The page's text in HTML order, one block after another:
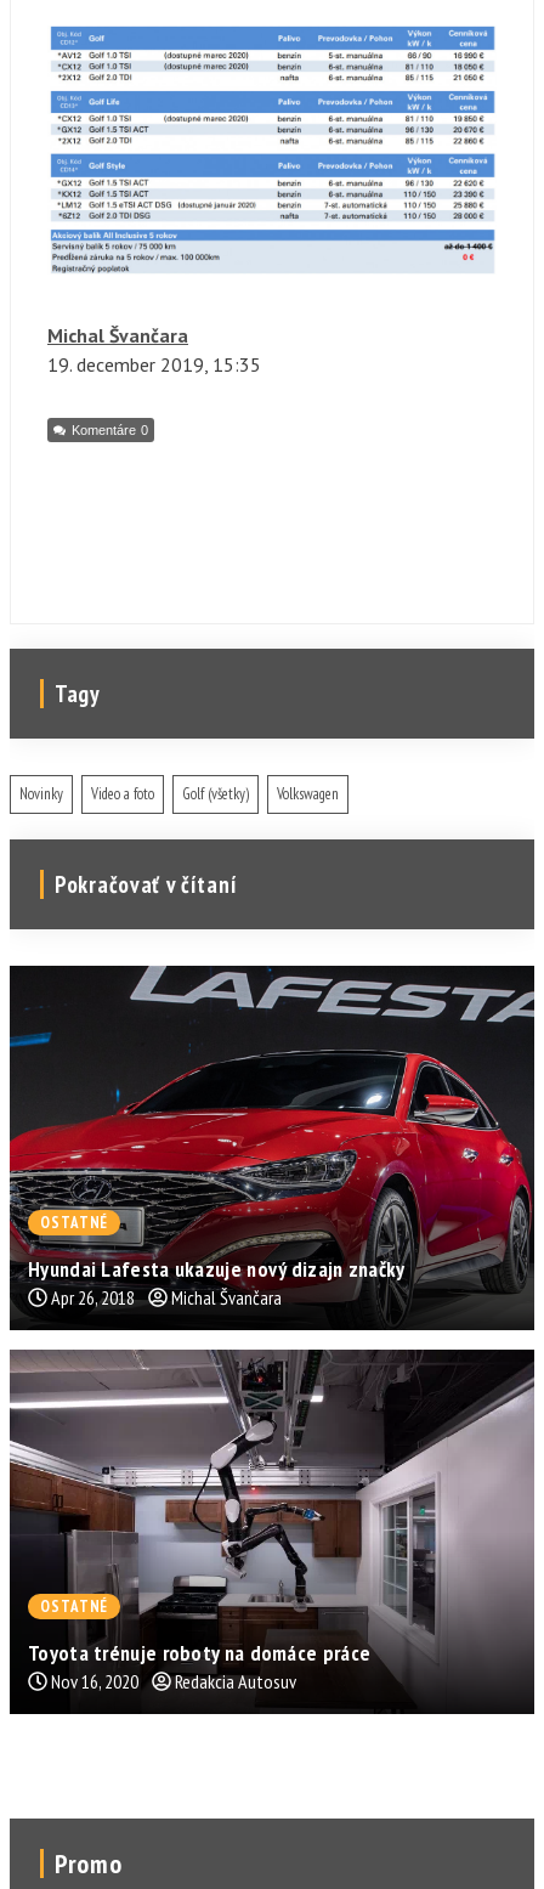
Michal Švančara
19. december 2019, 15:35
Komentáre 0
Tagy
Novinky Video a foto Golf (všetky) Volkswagen
Pokračovať v čítaní
OSTATNÉ
Hyundai Lafesta ukazuje nový dizajn značky
Apr 26, 2018 Michal Švančara
OSTATNÉ
Toyota trénuje roboty na domáce práce
Nov 16, 2020 Redakcia Autosuv
Promo